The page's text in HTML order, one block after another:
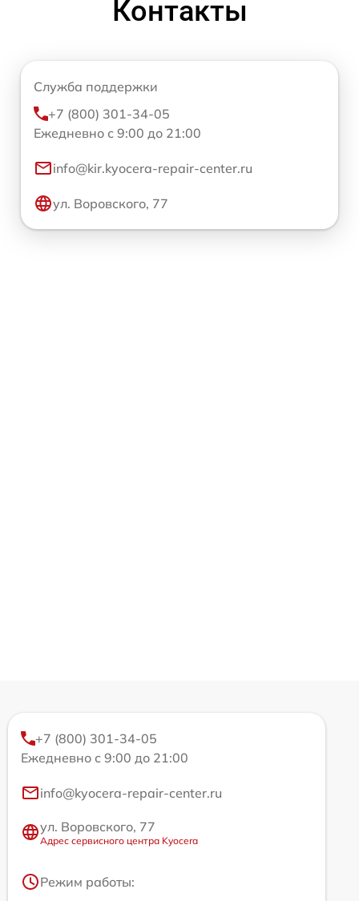
Контакты
Служба поддержки
+7 (800) 301-34-05
Ежедневно с 9:00 до 21:00
info@kir.kyocera-repair-center.ru
ул. Воровского, 77
+7 (800) 301-34-05
Ежедневно с 9:00 до 21:00
info@kyocera-repair-center.ru
ул. Воровского, 77
Адрес сервисного центра Kyocera
Режим работы: